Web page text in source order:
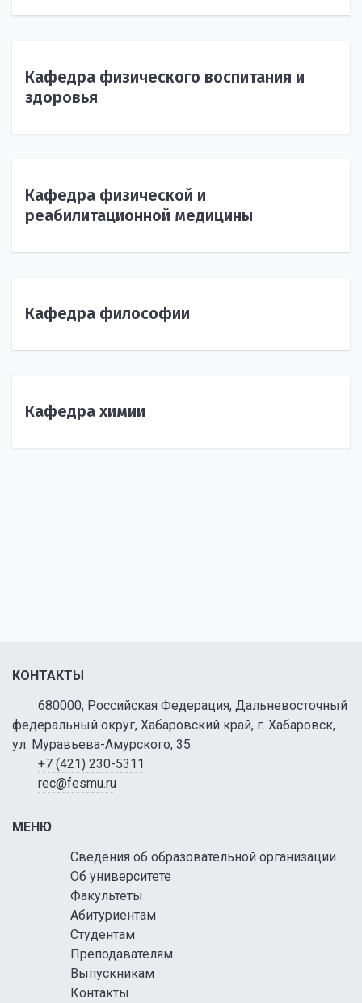
Кафедра физического воспитания и
здоровья
Кафедра физической и
реабилитационной медицины
Кафедра философии
Кафедра химии
КОНТАКТЫ
680000, Российская Федерация, Дальневосточный
федеральный округ, Хабаровский край, г. Хабаровск,
ул. Муравьева-Амурского, 35.
+7 (421) 230-5311
rec@fesmu.ru
МЕНЮ
Сведения об образовательной организации
Об университете
Факультеты
Абитуриентам
Студентам
Преподавателям
Выпускникам
Контакты